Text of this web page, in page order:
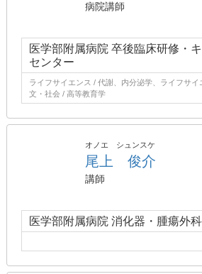
病院講師
医学部附属病院 卒後臨床研修・
センター
ライフサイエンス / 代謝、内分泌学、ライフサイ
文・社会 / 高等教育学
オノエ シュンスケ
尾上 俊介
講師
医学部附属病院 消化器・腫瘍外科